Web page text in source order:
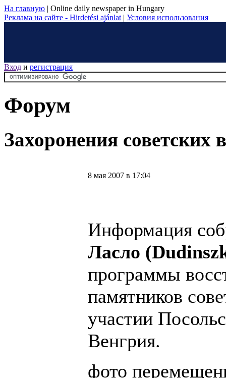
На главную | Online daily newspaper in Hungary
Реклама на сайте - Hirdetési ajánlat | Условия использования
Вход и регистрация
Форум
Захоронения советских
8 мая 2007 в 17:04
Информация
Ласло
программы
памятников
участии
Венгрия.
фото